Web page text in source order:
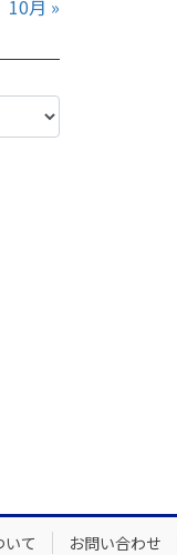
10月 »
て お問い合わせ